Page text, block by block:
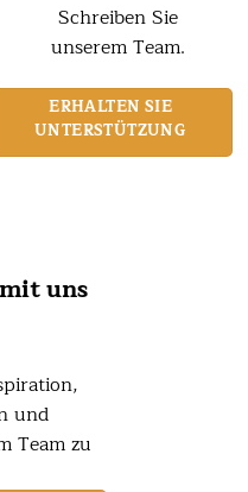
Schreiben Sie
unserem Team.
ERHALTEN SIE
UNTERSTÜTZUNG
uns
und
Team zu